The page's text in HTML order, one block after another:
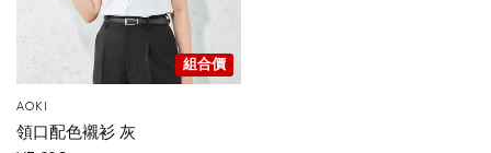
組合價
AOKI
領口配色襯衫 灰